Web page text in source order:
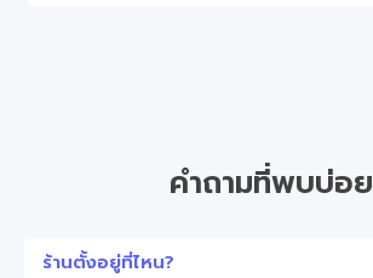
คำถามที่พบบ่อย
ร้านตั้งอยู่ที่ไหน?